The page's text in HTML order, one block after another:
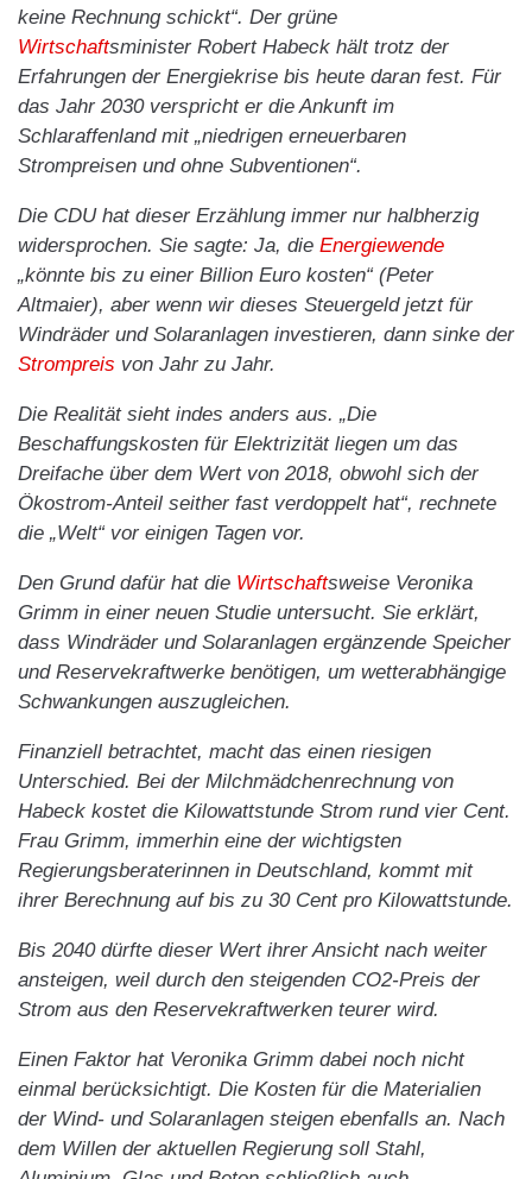
keine Rechnung schickt“. Der grüne
Wirtschaftsminister Robert Habeck hält trotz der
Erfahrungen der Energiekrise bis heute daran fest. Für
das Jahr 2030 verspricht er die Ankunft im
Schlaraffenland mit „niedrigen erneuerbaren
Strompreisen und ohne Subventionen“.
Die CDU hat dieser Erzählung immer nur halbherzig
widersprochen. Sie sagte: Ja, die Energiewende
„könnte bis zu einer Billion Euro kosten“ (Peter
Altmaier), aber wenn wir dieses Steuergeld jetzt für
Windräder und Solaranlagen investieren, dann sinke der
Strompreis von Jahr zu Jahr.
Die Realität sieht indes anders aus. „Die
Beschaffungskosten für Elektrizität liegen um das
Dreifache über dem Wert von 2018, obwohl sich der
Ökostrom-Anteil seither fast verdoppelt hat“, rechnete
die „Welt“ vor einigen Tagen vor.
Den Grund dafür hat die Wirtschaftsweise Veronika
Grimm in einer neuen Studie untersucht. Sie erklärt,
dass Windräder und Solaranlagen ergänzende Speicher
und Reservekraftwerke benötigen, um wetterabhängige
Schwankungen auszugleichen.
Finanziell betrachtet, macht das einen riesigen
Unterschied. Bei der Milchmädchenrechnung von
Habeck kostet die Kilowattstunde Strom rund vier Cent.
Frau Grimm, immerhin eine der wichtigsten
Regierungsberaterinnen in Deutschland, kommt mit
ihrer Berechnung auf bis zu 30 Cent pro Kilowattstunde.
Bis 2040 dürfte dieser Wert ihrer Ansicht nach weiter
ansteigen, weil durch den steigenden CO2-Preis der
Strom aus den Reservekraftwerken teurer wird.
Einen Faktor hat Veronika Grimm dabei noch nicht
einmal berücksichtigt. Die Kosten für die Materialien
der Wind- und Solaranlagen steigen ebenfalls an. Nach
dem Willen der aktuellen Regierung soll Stahl,